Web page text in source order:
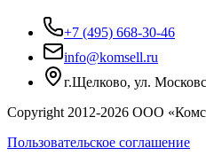
+7 (495) 668-30-46
info@komsell.ru
г.Щелково, ул.
Copyright 2012-2026 ООО
Пользовательское соглашение